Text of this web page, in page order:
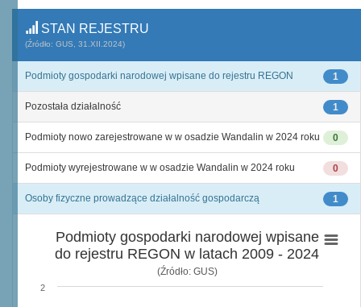
STAN REJESTRU
(Źródło: GUS, 31.XII.2024)
1
Podmioty gospodarki narodowej wpisane do rejestru REGON
1
Pozostała działalność
0
Podmioty nowo zarejestrowane w w osadzie Wandalin w 2024 roku
0
Podmioty wyrejestrowane w w osadzie Wandalin w 2024 roku
1
Osoby fizyczne prowadzące działalność gospodarczą
Podmioty gospodarki narodowej wpisane
do rejestru REGON w latach 2009 - 2024
(Źródło: GUS)
2